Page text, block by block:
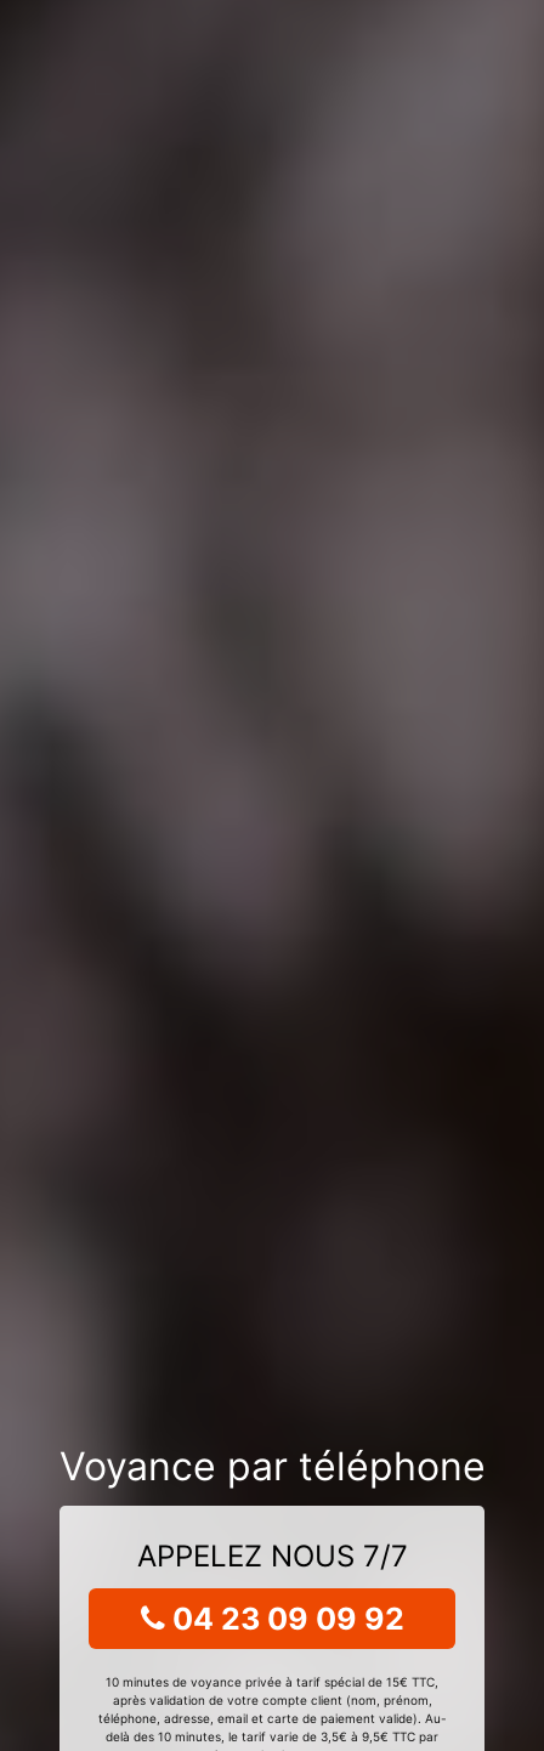
Voyance par téléphone
APPELEZ NOUS 7/7
04 23 09 09 92
10 minutes de voyance privée à tarif spécial de 15€ TTC,
après validation de votre compte client (nom, prénom,
téléphone, adresse, email et carte de paiement valide). Au-
delà des 10 minutes, le tarif varie de 3,5€ à 9,5€ TTC par